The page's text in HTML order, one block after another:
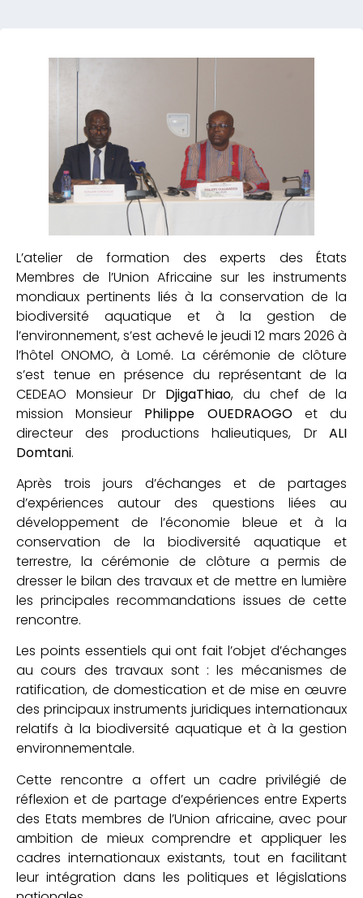
L’atelier de formation des experts des États
Membres de l’Union Africaine sur les instruments
mondiaux pertinents liés à la conservation de la
biodiversité aquatique et à la gestion de
l’environnement, s’est achevé le jeudi 12 mars 2026 à
l’hôtel ONOMO, à Lomé. La cérémonie de clôture
s’est tenue en présence du représentant de la
CEDEAO Monsieur Dr DjigaThiao, du chef de la
mission Monsieur Philippe OUEDRAOGOet du
directeur des productions halieutiques, Dr ALI
Domtani.
Après trois jours d’échanges et de partages
d’expériences autour des questions liées au
développement de l’économie bleue et à la
conservation de la biodiversité aquatique et
terrestre, la cérémonie de clôture a permis de
dresser le bilan des travaux et de mettre en lumière
les principales recommandations issues de cette
rencontre.
Les points essentiels qui ont fait l’objet d’échanges
au cours des travaux sont : les mécanismes de
ratification, de domestication et de mise en œuvre
des principaux instruments juridiques internationaux
relatifs à la biodiversité aquatique et à la gestion
environnementale.
Cette rencontre a offert un cadre privilégié de
réflexion et de partage d’expériences entre Experts
des Etats membres de l’Union africaine, avec pour
ambition de mieux comprendre et appliquer les
cadres internationaux existants, tout en facilitant
leur intégration dans les politiques et législations